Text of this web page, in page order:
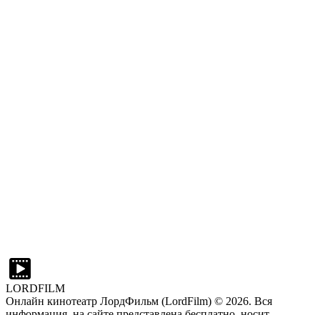
LORDFILM
Онлайн кинотеатр ЛордФильм (LordFilm) © 2026. Вся